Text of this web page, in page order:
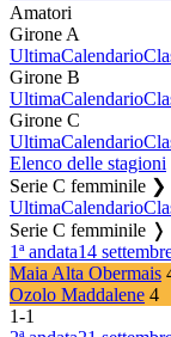
Amatori
Girone A
UltimaCalendario
Girone B
UltimaCalendario
Girone C
UltimaCalendario
Elenco delle stagioni
Serie C femminile ❯
UltimaCalendario
Serie C femminile ❭
1ª andata14
Maia Alta Obermais
Ozolo Maddalene 4
1-1